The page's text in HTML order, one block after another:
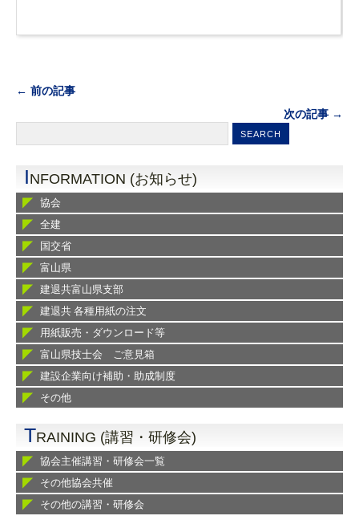
← 前の記事
次の記事 →
INFORMATION (お知らせ)
協会
全建
国交省
富山県
建退共富山県支部
建退共 各種用紙の注文
用紙販売・ダウンロード等
富山県技士会 ご意見箱
建設企業向け補助・助成制度
その他
TRAINING (講習・研修会)
協会主催講習・研修会一覧
その他協会共催
その他の講習・研修会